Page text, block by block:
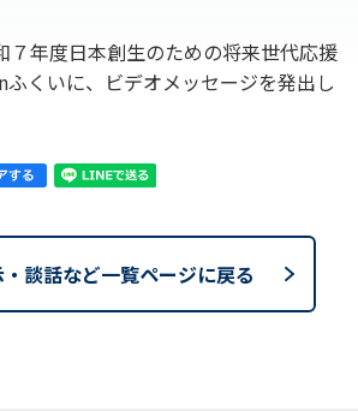
年度日本創生のための将来世代応援
くいに、ビデオメッセージを発出し
談話など一覧ページに戻る